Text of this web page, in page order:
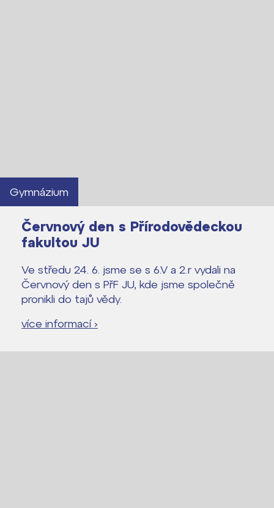
Gymnázium
Červnový den s Přírodovědeckou
fakultou JU
Ve středu 24. 6. jsme se s 6.V a 2.r vydali na
Červnový den s PřF JU, kde jsme společně
pronikli do tajů vědy.
více informací ›